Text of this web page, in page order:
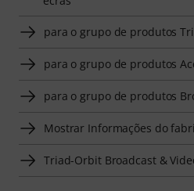
para o grupo de produtos
para o grupo de produtos
para o grupo de produtos
Mostrar Informações do
Triad-Orbit Broadcast &